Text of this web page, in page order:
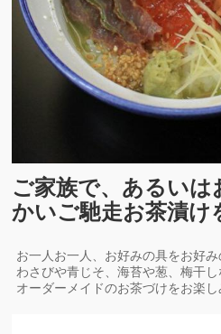
ご家族で、あるいは
かいご馳走お茶漬け
お一人お一人、お好みの具をお好
わさびや青じそ、海苔や葱、梅干
オーダーメイドのお茶づけをお楽し